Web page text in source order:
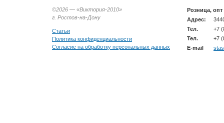
©2026 — «Виктория-2010»
г. Ростов-на-Дону
Статьи
Политика конфиденциальности
Согласие на обработку персональных данных
Розница,
Адрес:
Тел.
+7
Тел.
+7
E-mail